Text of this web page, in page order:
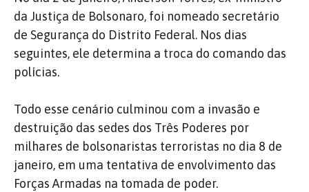
da Justiça de Bolsonaro, foi nomeado secretário
de Segurança do Distrito Federal. Nos dias
seguintes, ele determina a troca do comando das
polícias.
Todo esse cenário culminou com a invasão e
destruição das sedes dos Três Poderes por
milhares de bolsonaristas terroristas no dia 8 de
janeiro, em uma tentativa de envolvimento das
Forças Armadas na tomada de poder.